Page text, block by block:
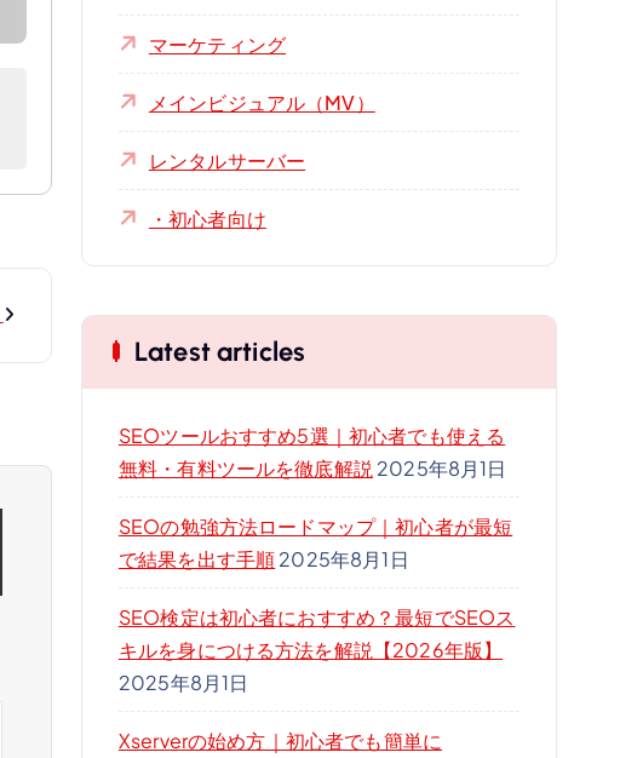
マーケティング
メインビジュアル（MV）
レンタルサーバー
・初心者向け
Latest articles
SEOツールおすすめ5選｜初心者でも使える
無料・有料ツールを徹底解説 2025年8月1日
SEOの勉強方法ロードマップ｜初心者が最短
で結果を出す手順2025年8月1日
SEO検定は初心者におすすめ？最短でSEOス
キルを身につける方法を解説【2026年版】
2025年8月1日
Xserverの始め方｜初心者でも簡単に